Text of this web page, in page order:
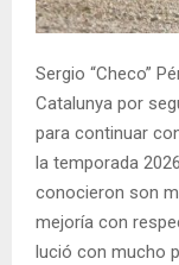
Sergio “Checo”
Catalunya por
para continuar
la temporada
conocieron son
mejoría con
lució con mucho